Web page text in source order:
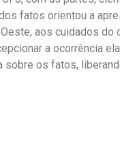
fatos orientou a
aos cuidados do
a ocorrência
os fatos,